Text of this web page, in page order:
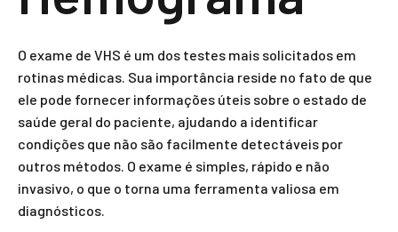
O exame de VHS é um dos testes mais solicitados em
rotinas médicas. Sua importância reside no fato de que
ele pode fornecer informações úteis sobre o estado de
saúde geral do paciente, ajudando a identificar
condições que não são facilmente detectáveis por
outros métodos. O exame é simples, rápido e não
invasivo, o que o torna uma ferramenta valiosa em
diagnósticos.